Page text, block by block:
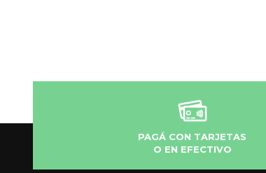
PAGÁ CON TARJETAS
O EN EFECTIVO